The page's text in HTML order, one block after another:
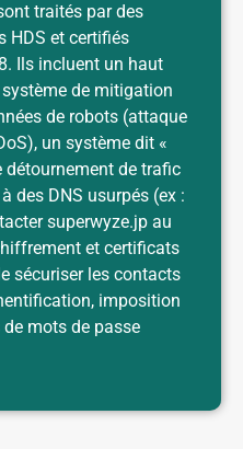
traités par des
HDS et certifiés
Ils incluent un haut
de mitigation
de robots (attaque
un système dit «
détournement de trafic
des DNS usurpés (ex :
superwyze.jp au
et certificats
sécuriser les contacts
imposition
mots de passe